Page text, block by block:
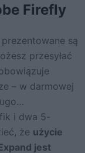
Firefly
są
przesyłać
– w darmowej
i dwa 5-
że użycie
jest